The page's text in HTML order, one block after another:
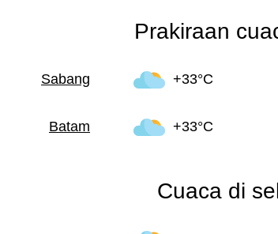
Prakiraan
Sabang +33°C
Batam +33°C
Cuaca di